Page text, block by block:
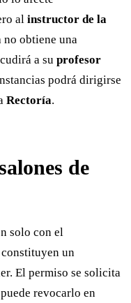
al instructor de la
no obtiene una
a su profesor
podrá dirigirse
Rectoría.
de
solo con el
un
El permiso se solicita
revocarlo en